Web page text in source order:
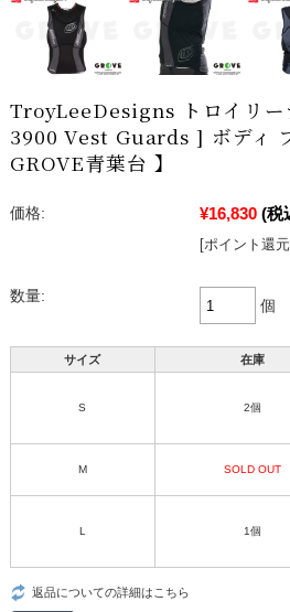
TroyLeeDesigns トロイリー
3900 Vest Guards ] ボディ
GROVE青葉台 】
価格: ¥16,830 (税
[ポイント還
数量:
個
サイズ 在庫
S 2個
M SOLD OUT
L 1個
返品についての詳細はこちら